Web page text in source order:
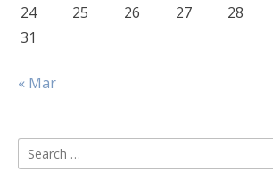
24
25 26 27 28
31
« Mar
Search
for: